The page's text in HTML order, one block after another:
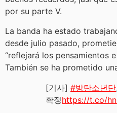
por su parte V.
La banda ha estado
desde julio pasado,
“reflejará los pensamientos
También se ha prometido
[기사] #방탄소년단
확정https://t.co/